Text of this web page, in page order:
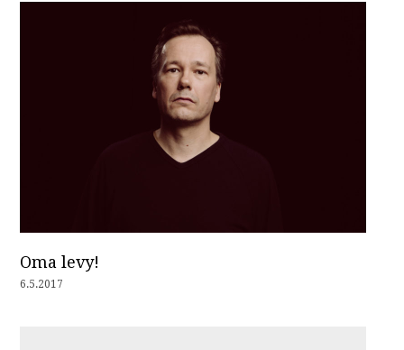
Oma levy!
6.5.2017